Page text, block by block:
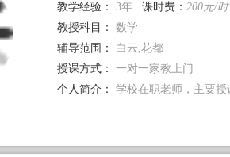
教学经验： 3年 课时费： 200元/时
教授科目：
数学
辅导范围：
白云,花都
授课方式：
一对一家教上门
个人简介：
学校在职老师，主要